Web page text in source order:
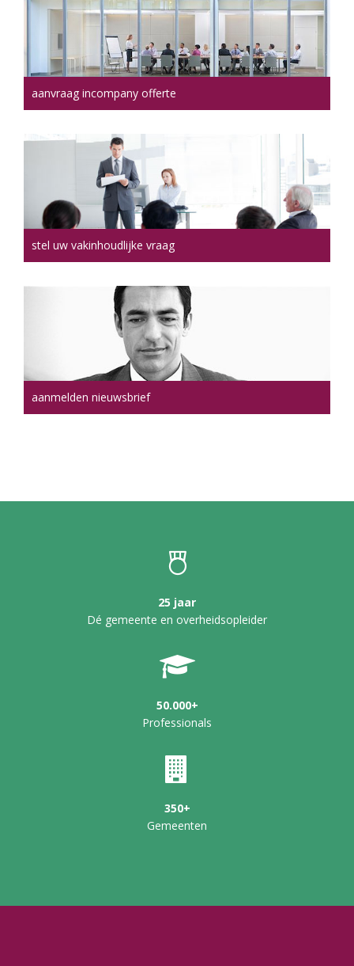
aanvraag incompany offerte
stel uw vakinhoudlijke vraag
aanmelden nieuwsbrief
25 jaar
Dé gemeente en overheidsopleider
50.000+
Professionals
350+
Gemeenten